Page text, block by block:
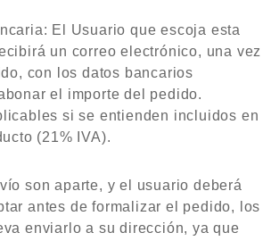
El Usuario que escoja esta
un correo electrónico, una vez
con los datos bancarios
el importe del pedido.
si se entienden incluidos en
(21% IVA).
son aparte, y el usuario deberá
antes de formalizar el pedido, los
enviarlo a su dirección, ya que